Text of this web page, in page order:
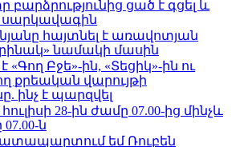
բարձրությունից ցած է գցել և
սարկավագին
հայտնել է առավոտյան
նամակի մասին
«Գող Բջե»-ին, «Տեցիկ»-ին ու
քրեական վարույթի
ինչ է պարզվել
հուլիսի 28-ին ժամը 07.00-ից մինչև
ն
եմ Ռուբեն